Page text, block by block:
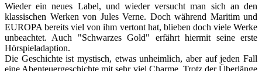
Wieder ein neues Label, und wieder versucht man sich an den
klassischen Werken von Jules Verne. Doch während Maritim und
EUROPA bereits viel von ihm vertont hat, blieben doch viele Werke
unbeachtet. Auch "Schwarzes Gold" erfährt hiermit seine erste
Hörspieladaption.
Die Geschichte ist mystisch, etwas unheimlich, aber auf jeden Fall
eine Abenteuergeschichte mit sehr viel Charme. Trotz der Überlänge